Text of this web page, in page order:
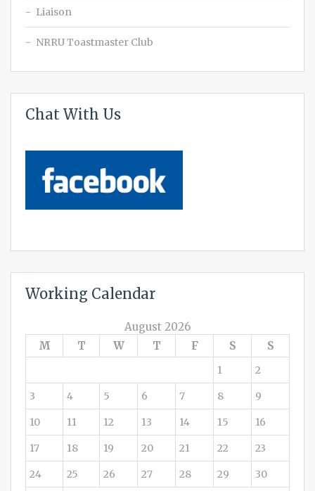
Liaison
NRRU Toastmaster Club
Chat With Us
Working Calendar
August 2026
M
T W T F S S
1 2
3 4 5 6 7 8 9
10 11 12 13 14 15 16
17 18 19 20 21 22 23
24 25 26 27 28 29 30